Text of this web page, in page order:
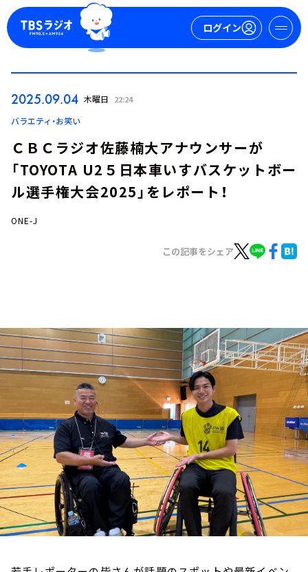
ログイン
ログイン
イベント・グッズ
YouTube
会社情報
2025.09.04 木曜日 22:24
バラエティ・お笑い
ＣＢＣラジオ佐藤楠大アナウンサーが
「TOYOTA U2５日本車いすバスケットボー
ル選手権大会2025」をレポート！
ONE-J
この記事をシェア